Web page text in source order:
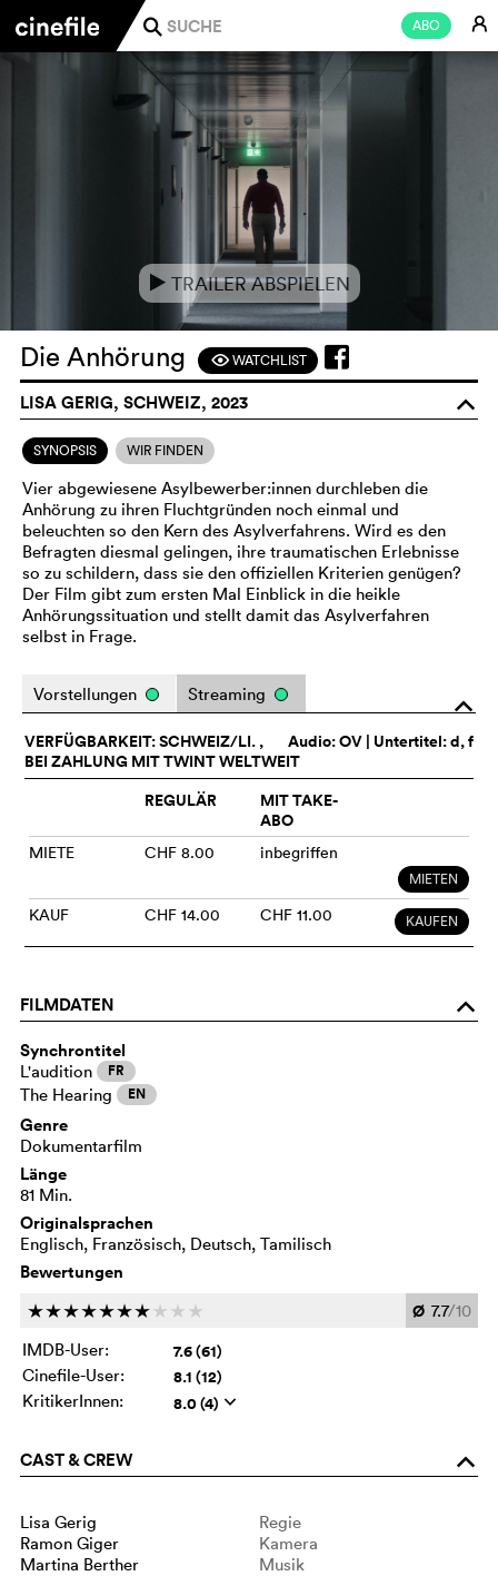
ABO E
j
e TRAILER ABSPIELEN
Die Anhörung FWATCHLIST
LISA GERIG, SCHWEIZ, 2023 o
SYNOPSIS WIR FINDEN
Vier abgewiesene Asylbewerber:innen durchleben die
Anhörung zu ihren Fluchtgründen noch einmal und
beleuchten so den Kern des Asylverfahrens. Wird es den
Befragten diesmal gelingen, ihre traumatischen Erlebnisse
so zu schildern, dass sie den offiziellen Kriterien genügen?
Der Film gibt zum ersten Mal Einblick in die heikle
Anhörungssituation und stellt damit das Asylverfahren
selbst in Frage.
o
Vorstellungen Streaming
Audio:OV | Untertitel: d, f
VERFÜGBARKEIT: SCHWEIZ/LI. ,
BEI ZAHLUNG MIT TWINT WELTWEIT
REGULÄR
MIT TAKE-
ABO
MIETE CHF 8.00 inbegriffen
MIETEN
KAUF CHF 14.00 CHF 11.00 KAUFEN
FILMDATEN o
Synchrontitel
L'audition FR
The Hearing EN
Genre
Dokumentarfilm
Länge
81 Min.
Originalsprachen
Englisch, Französisch, Deutsch, Tamilisch
Bewertungen
ccccccc c c c Ø 7.7/10
IMDB-User:
7.6 (61)
Cinefile-User: 8.1 (12)
KritikerInnen: 8.0 (4) q
CAST & CREW o
Lisa Gerig
Regie
Ramon Giger
Kamera
Martina Berther
Musik